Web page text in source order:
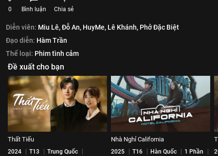
0 Bình luận Chia sẻ
Diễn viên: Miu Lê,Đỗ An, HuyMe, Lê Khánh, Phở Đặc Biệt
Đạo diễn: Hàm Trần
Thể loại: Phim tình cảm
Đề xuất cho bạn
Thất Tiếu
2024 T13
Trung Quốc
Nhà Nghỉ California
2025 T16 Hàn Quốc
1 Phần